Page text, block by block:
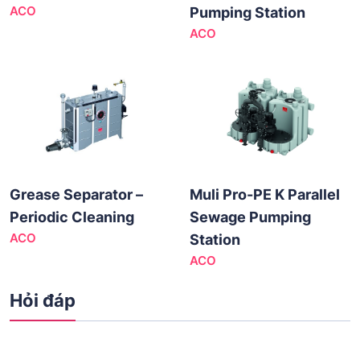
ACO
Pumping Station
ACO
Grease Separator –
Periodic Cleaning
ACO
Muli Pro-PE K Parallel
Sewage Pumping
Station
ACO
Hỏi đáp